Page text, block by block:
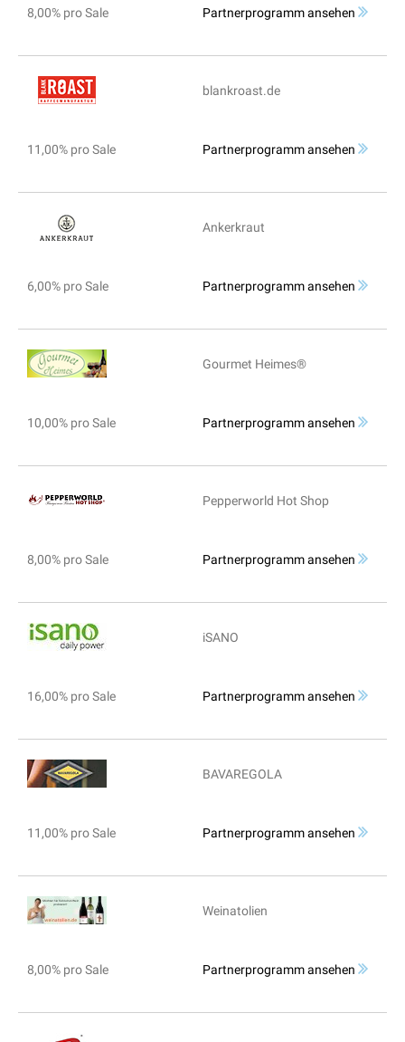
8,00% pro Sale Partnerprogramm ansehen
blankroast.de
11,00% pro Sale Partnerprogramm ansehen
Ankerkraut
6,00% pro Sale Partnerprogramm ansehen
Gourmet Heimes®
10,00% pro Sale Partnerprogramm ansehen
Pepperworld Hot Shop
8,00% pro Sale Partnerprogramm ansehen
iSANO
16,00% pro Sale Partnerprogramm ansehen
BAVAREGOLA
11,00% pro Sale Partnerprogramm ansehen
Weinatolien
8,00% pro Sale Partnerprogramm ansehen